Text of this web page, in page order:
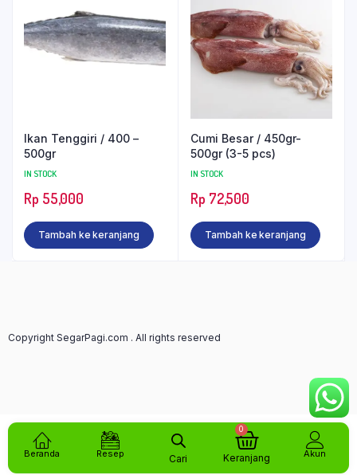
Ikan Tenggiri / 400 –
500gr
IN STOCK
Rp 55,000
Tambah ke keranjang
Cumi Besar / 450gr-
500gr (3-5 pcs)
IN STOCK
Rp 72,500
Tambah ke keranjang
Copyright SegarPagi.com . All rights reserved
Beranda Resep Cari
0
Keranjang Akun